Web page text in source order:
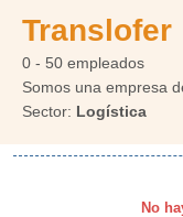
Translofer
0 - 50 empleados
Somos una empresa
Sector: Logística
No